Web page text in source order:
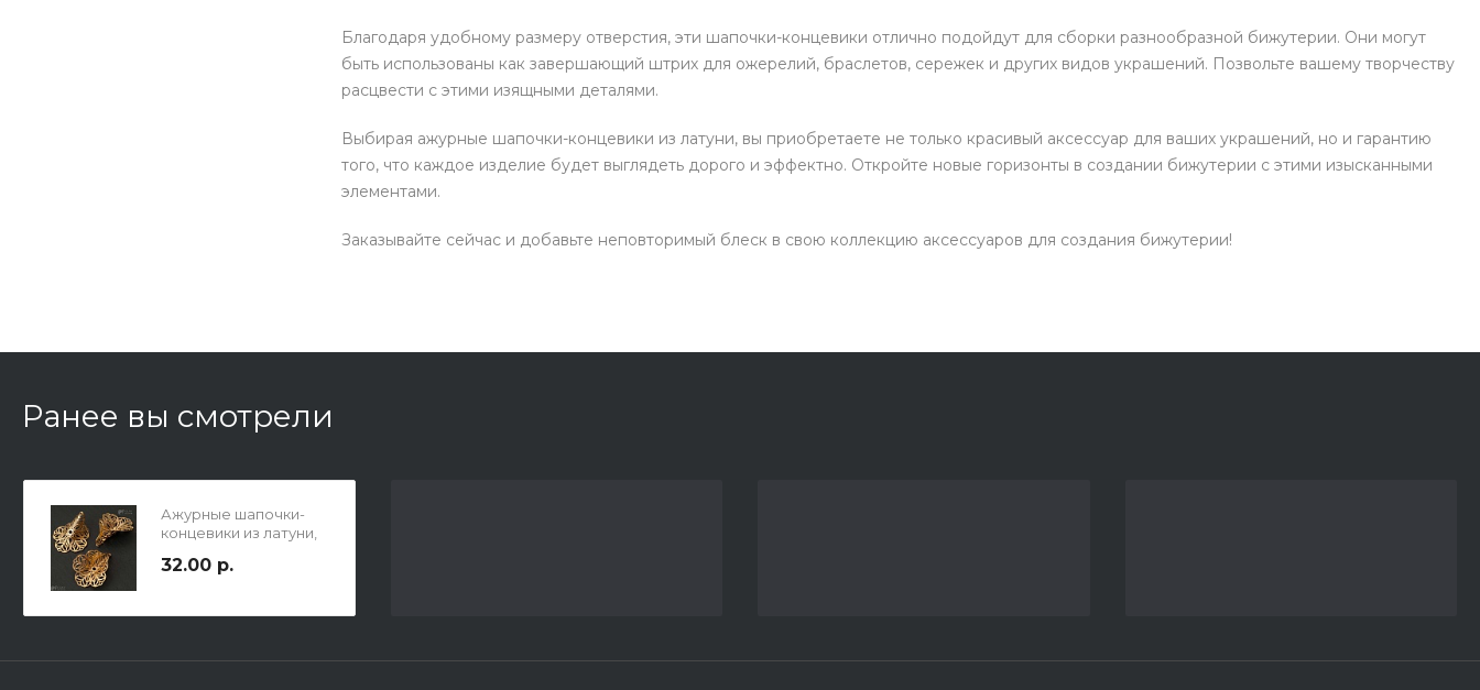
Благодаря удобному размеру отверстия, эти шапочки-концевики отлично подойдут для сборки разнообразной бижутерии. Они могут
быть использованы как завершающий штрих для ожерелий, браслетов, сережек и других видов украшений. Позвольте вашему творчеству
расцвести с этими изящными деталями.
Выбирая ажурные шапочки-концевики из латуни, вы приобретаете не только красивый аксессуар для ваших украшений, но и гарантию
того, что каждое изделие будет выглядеть дорого и эффектно. Откройте новые горизонты в создании бижутерии с этими изысканными
элементами.
Заказывайте сейчас и добавьте неповторимый блеск в свою коллекцию аксессуаров для создания бижутерии!
Ранее вы смотрели
Ажурные шапочки-
концевики из латуни,
1.2мм, цвет русское
32.00 р.